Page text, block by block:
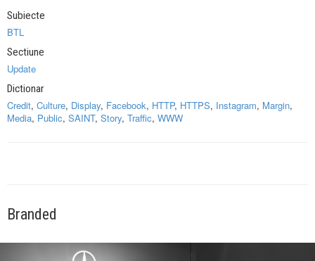
Subiecte
BTL
Sectiune
Update
Dictionar
Credit, Culture, Display, Facebook, HTTP, HTTPS, Instagram, Margin,
Media, Public, SAINT, Story, Traffic, WWW
Branded